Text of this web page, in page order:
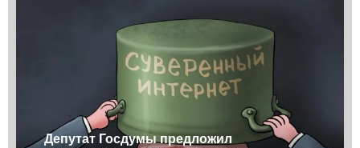
Депутат Госдумы предложил